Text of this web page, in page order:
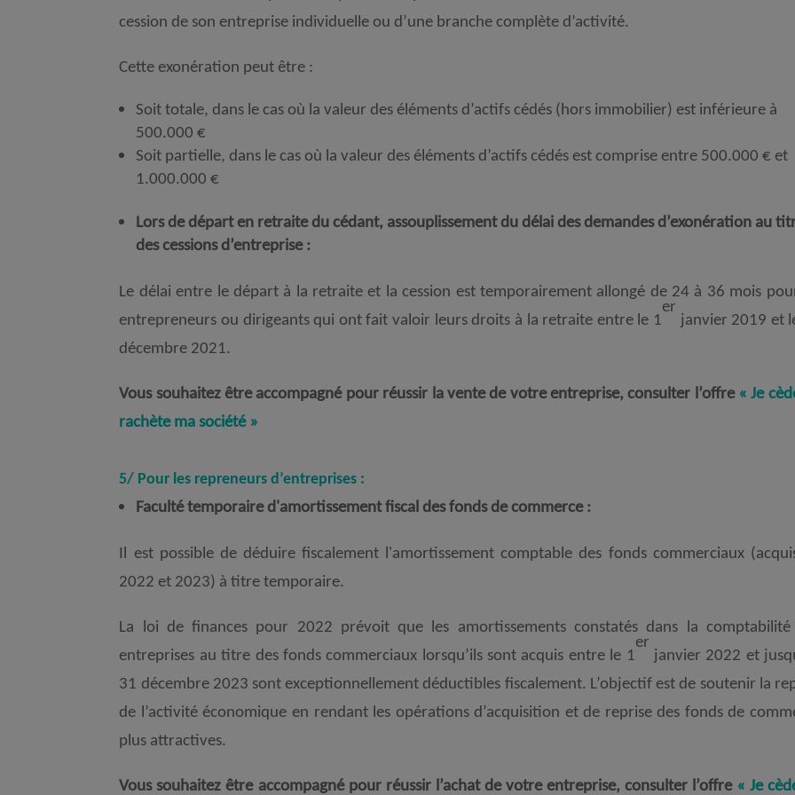
cession de son entreprise individuelle ou d’une branche complète d’activité.
Cette exonération peut être :
Soit totale, dans le cas où la valeur des éléments d’actifs cédés (hors immobilier) est inférieure à
500.000 €
Soit partielle, dans le cas où la valeur des éléments d’actifs cédés est comprise entre 500.000 € et
1.000.000 €
Lors de départ en retraite du cédant, assouplissement du délai des demandes d’exonération au
des cessions d’entreprise :
Le délai entre le départ à la retraite et la cession est temporairement allongé de 24 à 36 mois
entrepreneurs ou dirigeants qui ont fait valoir leurs droits à la retraite entre le 1
er
janvier 2019 et
décembre 2021.
Vous souhaitez être accompagné pour réussir la vente de votre entreprise, consulter l’offre « Je
rachète ma société »
5/ Pour les repreneurs d’entreprises :
Faculté temporaire d'amortissement fiscal des fonds de commerce :
Il est possible de déduire fiscalement l'amortissement comptable des fonds commerciaux
2022 et 2023) à titre temporaire.
La loi de finances pour 2022 prévoit que les amortissements constatés dans la comptabilité
entreprises au titre des fonds commerciaux lorsqu’ils sont acquis entre le 1
er
janvier 2022 et
31 décembre 2023 sont exceptionnellement déductibles fiscalement. L’objectif est de soutenir la
de l’activité économique en rendant les opérations d’acquisition et de reprise des fonds de
plus attractives.
Vous souhaitez être accompagné pour réussir l’achat de votre entreprise, consulter l’offre « Je